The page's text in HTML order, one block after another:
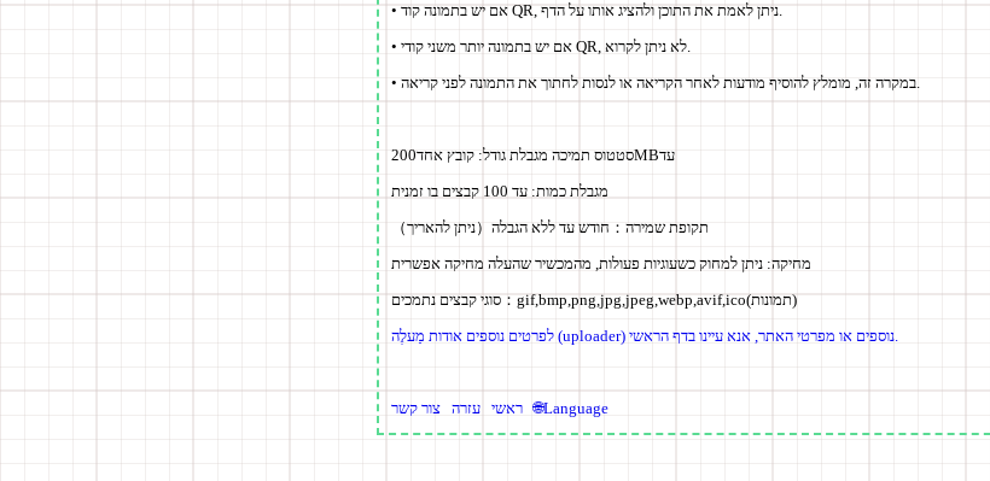
• אם יש בתמונה קוד QR, ניתן לאמת את התוכן ולהציג אותו על הדף.
• אם יש בתמונה יותר משני קודי QR, לא ניתן לקרוא.
• במקרה זה, מומלץ להוסיף מודעות לאחר הקריאה או לנסות לחתוך את התמונה לפני קריאה.
סטטוס תמיכה מגבלת גודל: קובץ אחד200MBעד
מגבלת כמות: עד 100 קבצים בו זמנית
תקופת שמירה： חודש עד ללא הגבלה （ניתן להאריך）
מחיקה: ניתן למחוק כשעוגיות פעולות, מהמכשיר שהעלה מחיקה אפשרית
סוגי קבצים נתמכים： gif,bmp,png,jpg,jpeg,webp,avif,ico
(תמונות)
לפרטים נוספים אודות מַעלֶה (uploader) נוספים או מפרטי האתר, אנא עיינו בדף הראשי.
ראשי עזרה צור קשר 🌐Language